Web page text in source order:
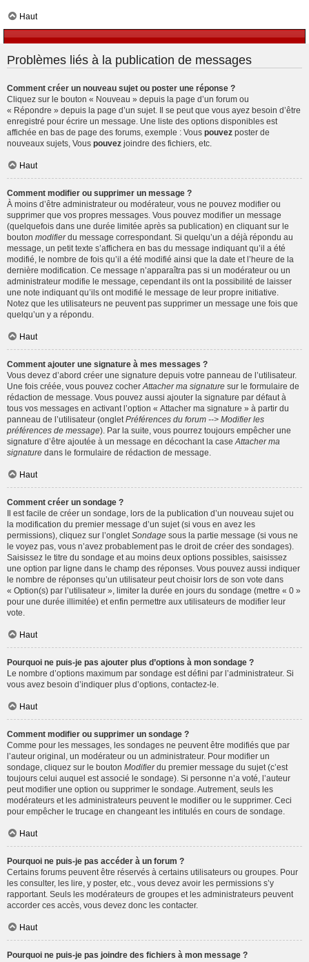
Haut
Problèmes liés à la publication de messages
Comment créer un nouveau sujet ou poster une réponse ?
Cliquez sur le bouton « Nouveau » depuis la page d’un forum ou
« Répondre » depuis la page d’un sujet. Il se peut que vous ayez besoin d’être
enregistré pour écrire un message. Une liste des options disponibles est
affichée en bas de page des forums, exemple : Vous pouvez poster de
nouveaux sujets, Vous pouvez joindre des fichiers, etc.
Haut
Comment modifier ou supprimer un message ?
À moins d’être administrateur ou modérateur, vous ne pouvez modifier ou
supprimer que vos propres messages. Vous pouvez modifier un message
(quelquefois dans une durée limitée après sa publication) en cliquant sur le
bouton modifierdu message correspondant. Si quelqu’un a déjà répondu au
message, un petit texte s’affichera en bas du message indiquant qu’il a été
modifié, le nombre de fois qu’il a été modifié ainsi que la date et l’heure de la
dernière modification. Ce message n’apparaîtra pas si un modérateur ou un
administrateur modifie le message, cependant ils ont la possibilité de laisser
une note indiquant qu’ils ont modifié le message de leur propre initiative.
Notez que les utilisateurs ne peuvent pas supprimer un message une fois que
quelqu’un y a répondu.
Haut
Comment ajouter une signature à mes messages ?
Vous devez d’abord créer une signature depuis votre panneau de l’utilisateur.
Une fois créée, vous pouvez cocher Attacher ma signature sur le formulaire de
rédaction de message. Vous pouvez aussi ajouter la signature par défaut à
tous vos messages en activant l’option « Attacher ma signature » à partir du
panneau de l’utilisateur (onglet Préférences du forum --> Modifier les
préférences de message). Par la suite, vous pourrez toujours empêcher une
signature d’être ajoutée à un message en décochant la case Attacher ma
signature dans le formulaire de rédaction de message.
Haut
Comment créer un sondage ?
Il est facile de créer un sondage, lors de la publication d’un nouveau sujet ou
la modification du premier message d’un sujet (si vous en avez les
permissions), cliquez sur l’onglet Sondage sous la partie message (si vous ne
le voyez pas, vous n’avez probablement pas le droit de créer des sondages).
Saisissez le titre du sondage et au moins deux options possibles, saisissez
une option par ligne dans le champ des réponses. Vous pouvez aussi indiquer
le nombre de réponses qu’un utilisateur peut choisir lors de son vote dans
« Option(s) par l’utilisateur », limiter la durée en jours du sondage (mettre « 0 »
pour une durée illimitée) et enfin permettre aux utilisateurs de modifier leur
vote.
Haut
Pourquoi ne puis-je pas ajouter plus d’options à mon sondage ?
Le nombre d’options maximum par sondage est défini par l’administrateur. Si
vous avez besoin d’indiquer plus d’options, contactez-le.
Haut
Comment modifier ou supprimer un sondage ?
Comme pour les messages, les sondages ne peuvent être modifiés que par
l’auteur original, un modérateur ou un administrateur. Pour modifier un
sondage, cliquez sur le bouton Modifierdu premier message du sujet (c’est
toujours celui auquel est associé le sondage). Si personne n’a voté, l’auteur
peut modifier une option ou supprimer le sondage. Autrement, seuls les
modérateurs et les administrateurs peuvent le modifier ou le supprimer. Ceci
pour empêcher le trucage en changeant les intitulés en cours de sondage.
Haut
Pourquoi ne puis-je pas accéder à un forum ?
Certains forums peuvent être réservés à certains utilisateurs ou groupes. Pour
les consulter, les lire, y poster, etc., vous devez avoir les permissions s’y
rapportant. Seuls les modérateurs de groupes et les administrateurs peuvent
accorder ces accès, vous devez donc les contacter.
Haut
Pourquoi ne puis-je pas joindre des fichiers à mon message ?